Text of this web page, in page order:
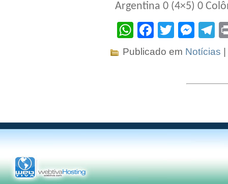
Argentina 0 (4×5) 0
WhatsApp
Facebook
Twitter
Publicado em Notícias |